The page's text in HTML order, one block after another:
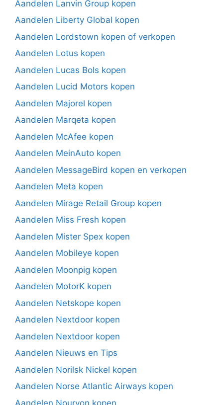
Aandelen Lanvin Group kopen
Aandelen Liberty Global kopen
Aandelen Lordstown kopen of verkopen
Aandelen Lotus kopen
Aandelen Lucas Bols kopen
Aandelen Lucid Motors kopen
Aandelen Majorel kopen
Aandelen Marqeta kopen
Aandelen McAfee kopen
Aandelen MeinAuto kopen
Aandelen MessageBird kopen en verkopen
Aandelen Meta kopen
Aandelen Mirage Retail Group kopen
Aandelen Miss Fresh kopen
Aandelen Mister Spex kopen
Aandelen Mobileye kopen
Aandelen Moonpig kopen
Aandelen MotorK kopen
Aandelen Netskope kopen
Aandelen Nextdoor kopen
Aandelen Nextdoor kopen
Aandelen Nieuws en Tips
Aandelen Norilsk Nickel kopen
Aandelen Norse Atlantic Airways kopen
Aandelen Nouryon kopen